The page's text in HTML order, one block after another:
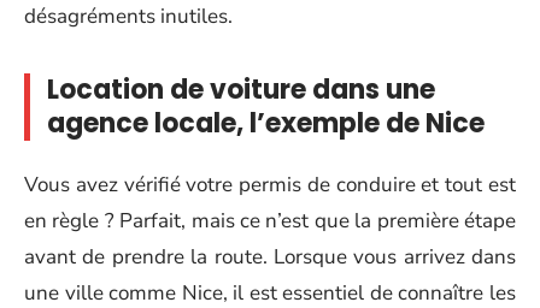
désagréments inutiles.
Location de voituredans une
agence locale, l’exemple de Nice
Vous avez vérifié votre permis de conduire et tout est
en règle ? Parfait, mais ce n’est que la première étape
avant de prendre la route. Lorsque vous arrivez dans
une ville comme Nice, il est essentiel de connaître les